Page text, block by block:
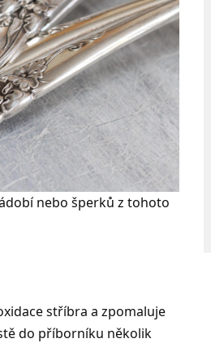
nebo šperků z tohoto
stříbra a zpomaluje
do příborníku několik